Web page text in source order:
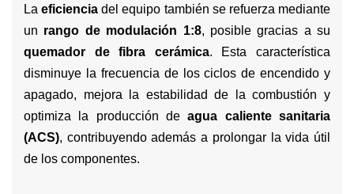
Laeficiencia del equipo también se refuerza mediante
un rango de modulación 1:8, posible gracias a su
quemador de fibra cerámica. Esta característica
disminuye la frecuencia de los ciclos de encendido y
apagado, mejora la estabilidad de la combustión y
optimiza la producción deagua caliente sanitaria
(ACS), contribuyendo además a prolongar la vida útil
de los componentes.